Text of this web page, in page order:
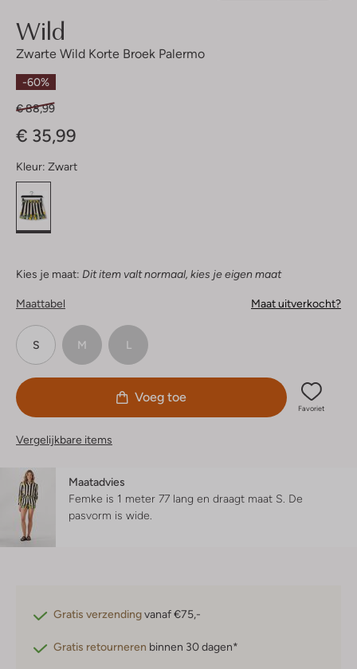
Wild
Zwarte Wild Korte Broek Palermo
-60%
€ 88,99
€ 35,99
Kleur: Zwart
Kies je maat: Dit item valt normaal, kies je eigen maat
Maattabel Maat uitverkocht?
S M L
Voeg toe
Favoriet
Vergelijkbare items
Maatadvies
Femke is 1 meter 77 lang en draagt maat S. De
pasvorm is wide
Gratis verzendingvanaf €75,-
Gratis retourneren binnen 30 dagen*